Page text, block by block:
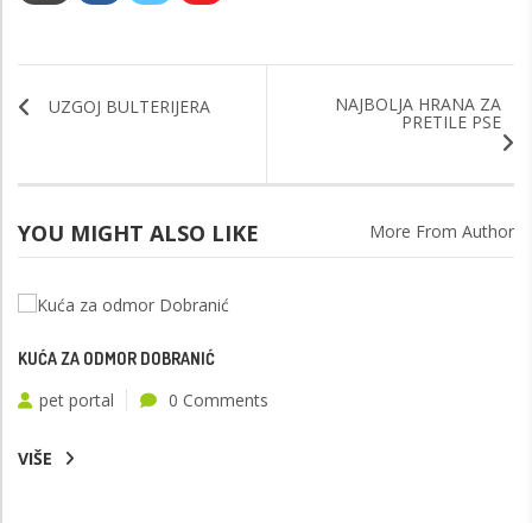
UZGOJ BULTERIJERA NAJBOLJA HRANA ZA
PRETILE PSE
YOU MIGHT ALSO LIKE More From Author
KUĆA ZA ODMOR DOBRANIĆ
pet portal 0 Comments
VIŠE